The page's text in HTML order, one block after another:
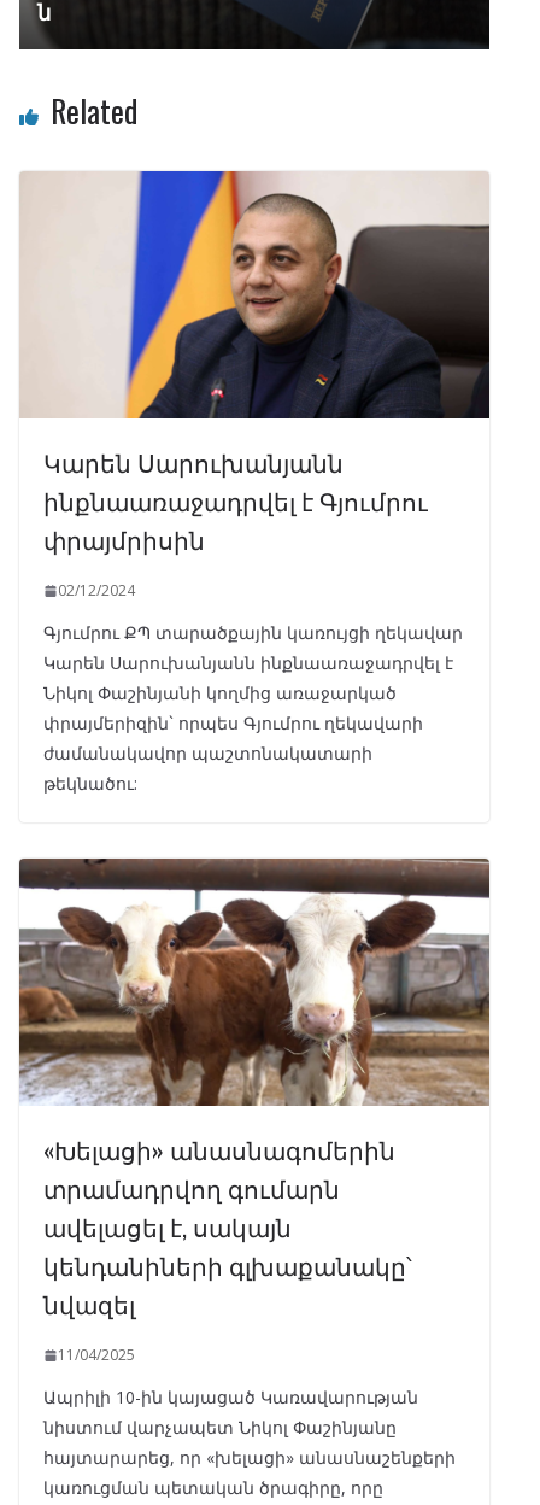
ն
Related
Կարեն Սարուխանյանն
ինքնաառաջադրվել է Գյումրու
փրայմրիսին
02/12/2024
Գյումրու ՔՊ տարածքային կառույցի ղեկավար
Կարեն Սարուխանյանն ինքնաառաջադրվել է
Նիկոլ Փաշինյանի կողմից առաջարկած
փրայմերիզին` որպես Գյումրու ղեկավարի
ժամանակավոր պաշտոնակատարի
թեկնածու:
«Խելացի» անասնագոմերին
տրամադրվող գումարն
ավելացել է, սակայն
կենդանիների գլխաքանակը՝
նվազել
11/04/2025
Ապրիլի 10-ին կայացած Կառավարության
նիստում վարչապետ Նիկոլ Փաշինյանը
հայտարարեց, որ «խելացի» անասնաշենքերի
կառուցման պետական ծրագիրը, որը